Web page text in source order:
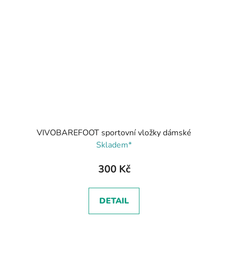
VIVOBAREFOOT sportovní vložky dámské
Skladem*
300 Kč
DETAIL